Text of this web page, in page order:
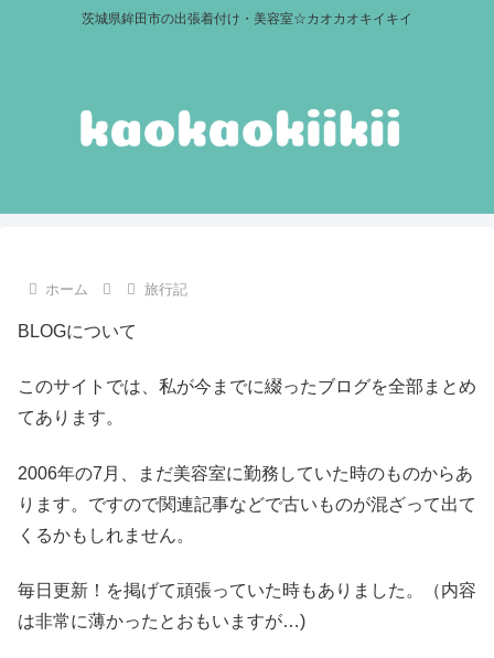
茨城県鉾田市の出張着付け・美容室☆カオカオキイキイ
ホーム 旅行記
BLOGについて
このサイトでは、私が今までに綴ったブログを全部まとめ
てあります。
2006年の7月、まだ美容室に勤務していた時のものからあ
ります。ですので関連記事などで古いものが混ざって出て
くるかもしれません。
毎日更新！を掲げて頑張っていた時もありました。（内容
は非常に薄かったとおもいますが…)